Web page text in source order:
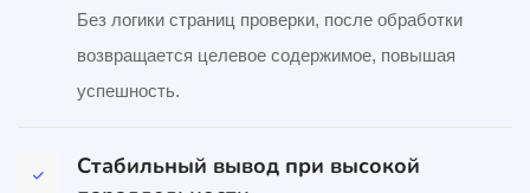
Без логики страниц проверки, после обработки
возвращается целевое содержимое, повышая
успешность.
Стабильный вывод при высокой